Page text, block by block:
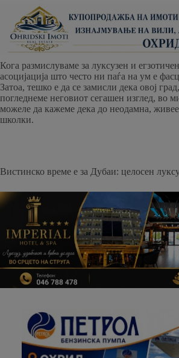
Кога размислуваме за луксузен и
асоцијација што често ни паѓа на ум е
Затоа, тешко е да се замисли дека овој
погледнеме неговиот сегашен изглед, во
можеле да кажеме дека до неодамна,
школки.
Вистинско време е за Дубаи: целосен